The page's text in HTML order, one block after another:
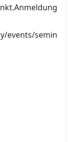
events/semin